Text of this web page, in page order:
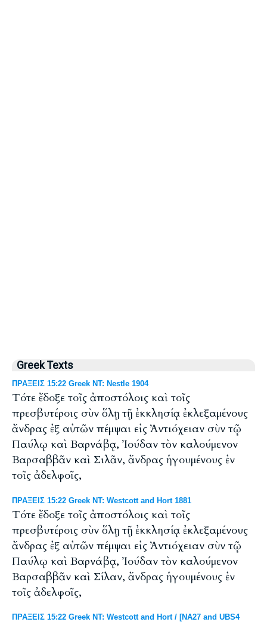
Greek Texts
ΠΡΑΞΕΙΣ 15:22 Greek NT: Nestle 1904
Τότε ἔδοξε τοῖς ἀποστόλοις καὶ τοῖς
πρεσβυτέροις σὺν ὅλῃ τῇ ἐκκλησίᾳ ἐκλεξαμένους
ἄνδρας ἐξ αὐτῶν πέμψαι εἰς Ἀντιόχειαν σὺν τῷ
Παύλῳ καὶ Βαρνάβᾳ, Ἰούδαν τὸν καλούμενον
Βαρσαββᾶν καὶ Σιλᾶν, ἄνδρας ἡγουμένους ἐν
τοῖς ἀδελφοῖς,
ΠΡΑΞΕΙΣ 15:22 Greek NT: Westcott and Hort 1881
Τότε ἔδοξε τοῖς ἀποστόλοις καὶ τοῖς
πρεσβυτέροις σὺν ὅλῃ τῇ ἐκκλησίᾳ ἐκλεξαμένους
ἄνδρας ἐξ αὐτῶν πέμψαι εἰς Ἀντιόχειαν σὺν τῷ
Παύλῳ καὶ Βαρνάβᾳ, Ἰούδαν τὸν καλούμενον
Βαρσαββᾶν καὶ Σίλαν, ἄνδρας ἡγουμένους ἐν
τοῖς ἀδελφοῖς,
ΠΡΑΞΕΙΣ 15:22 Greek NT: Westcott and Hort / [NA27 and UBS4